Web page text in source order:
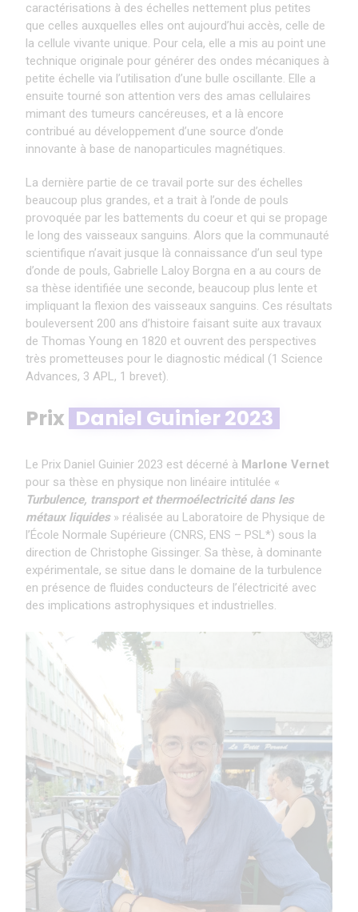
caractérisations à des échelles nettement plus petites
que celles auxquelles elles ont aujourd’hui accès, celle de
la cellule vivante unique. Pour cela, elle a mis au point une
technique originale pour générer des ondes mécaniques à
petite échelle via l’utilisation d’une bulle oscillante. Elle a
ensuite tourné son attention vers des amas cellulaires
mimant des tumeurs cancéreuses, et a là encore
contribué au développement d’une source d’onde
innovante à base de nanoparticules magnétiques.
La dernière partie de ce travail porte sur des échelles
beaucoup plus grandes, et a trait à l’onde de pouls
provoquée par les battements du coeur et qui se propage
le long des vaisseaux sanguins. Alors que la communauté
scientifique n’avait jusque là connaissance d’un seul type
d’onde de pouls, Gabrielle Laloy Borgna en a au cours de
sa thèse identifiée une seconde, beaucoup plus lente et
impliquant la flexion des vaisseaux sanguins. Ces résultats
bouleversent 200 ans d’histoire faisant suite aux travaux
de Thomas Young en 1820 et ouvrent des perspectives
très prometteuses pour le diagnostic médical (1 Science
Advances, 3 APL, 1 brevet).
Prix Daniel Guinier 2023
Le Prix Daniel Guinier 2023 est décerné à Marlone Vernet
pour sa thèse en physique non linéaire intitulée «
Turbulence, transport et thermoélectricité dans les
métaux liquides» réalisée au Laboratoire de Physique de
l’École Normale Supérieure (CNRS, ENS – PSL*) sous la
direction de Christophe Gissinger. Sa thèse, à dominante
expérimentale, se situe dans le domaine de la turbulence
en présence de fluides conducteurs de l’électricité avec
des implications astrophysiques et industrielles.